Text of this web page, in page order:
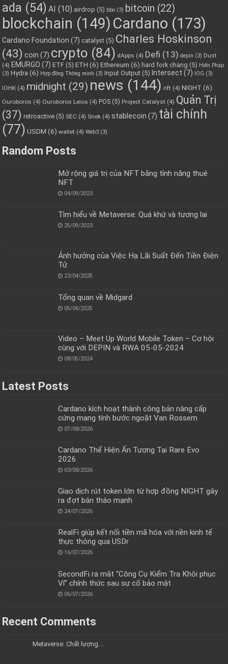
ada (54) AI (10) airdrop (5) bbo (3) bitcoin (22)
blockchain (149) Cardano (173)
Cardano Foundation (7) catalyst (5) Charles Hoskinson
(43) coin (7) crypto (84) dApps (4) Defi (13) depin (3) Dust
(4) EMURGO (7) ETF (5) ETH (6) Ethereum (6) hard fork chang (5) Hiến Pháp
(3) Hydra (6) Hợp đồng Thông minh (3) Input Output (5) Intersect (7) IOG (3)
IOHK (4) midnight (29) news (144) nft (4) NIGHT (6)
Ouroboros (4) Ouroboros Leios (4) POS (5) Project Catalyst (4) Quản Trị
(37) retroactive (5) SEC (4) Snek (4) stablecoin (7) tài chính
(77) USDM (6) wallet (4) Web3 (3)
Random Posts
Mở rộng giá trị của NFT bằng tính năng thuê
NFT
04/09/2023
Tìm hiểu về Metaverse: Quá khứ và tương lai
25/09/2023
Ảnh hưởng của Việc Hạ Lãi Suất Đến Tiền Điện
Tử
23/04/2025
Tổng quan về Midgard
05/06/2025
Video – Meet Up World Mobile Token – Cơ hội
cùng với DEPIN và RWA 05-05-2024
08/05/2024
Latest Posts
Cardano kích hoạt thành công bản nâng cấp
cứng mang tính bước ngoặt Van Rossem
07/08/2026
Cardano Thể Hiện Ấn Tượng Tại Rare Evo
2026
03/08/2026
Giao dịch rút token lớn từ hợp đồng NIGHT gây
ra đợt bán tháo mạnh
24/07/2026
RealFi giúp kết nối tiền mã hóa với nền kinh tế
thực thông qua USDr
16/07/2026
SecondFi ra mắt “Công Cụ Kiểm Tra Khôi phục
Ví” chính thức sau sự cố bảo mật
06/07/2026
Recent Comments
Metaverse: Chất lượng....